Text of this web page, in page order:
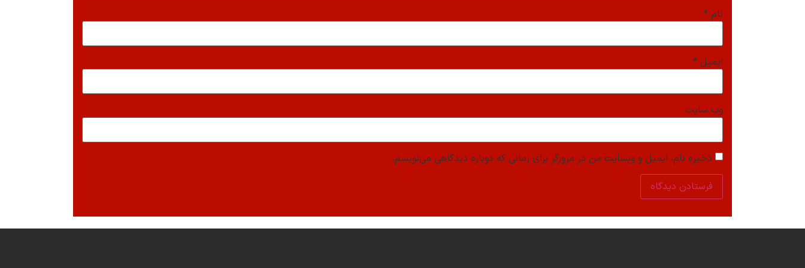
نام *
ایمیل *
وب‌ سایت
ذخیره نام، ایمیل و وبسایت من در مرورگر برای زمانی که دوباره دیدگاهی می‌نویسم.